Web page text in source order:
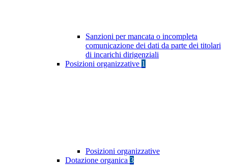
Sanzioni per mancata o incompleta
comunicazione dei dati da parte dei titolari
di incarichi dirigenziali
Posizioni organizzative 1
Posizioni organizzative
Dotazione organica 3